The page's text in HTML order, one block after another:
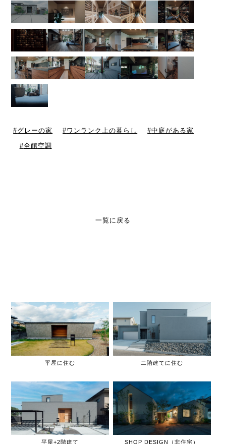
グレーの家 ワンランク上の暮らし 中庭がある家
全館空調
一覧に戻る
平屋に住む 二階建てに住む
平屋+2階建て SHOP DESIGN（非住宅）